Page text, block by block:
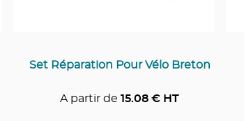
Set Réparation Pour Vélo Breton
A partir de 15.08 € HT